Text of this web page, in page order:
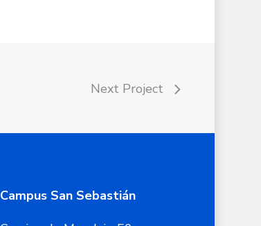
Next Project
Campus San Sebastián